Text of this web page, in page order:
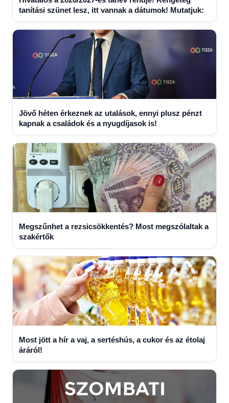
tanítási szünet lesz, itt vannak a dátumok! Mutatjuk:
Jövő héten érkeznek az utalások, ennyi plusz pénzt
kapnak a családok és a nyugdíjasok is!
Megszűnhet a rezsicsökkentés? Most megszólaltak a
szakértők
Most jött a hír a vaj, a sertéshús, a cukor és az étolaj
áráról!